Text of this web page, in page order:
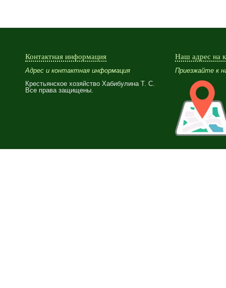
Контактная информация
Адрес и контактная информация
Крестьянское хозяйство Хабибулина Т. С.
Все права защищены.
Наш адрес на
Приезжайте к